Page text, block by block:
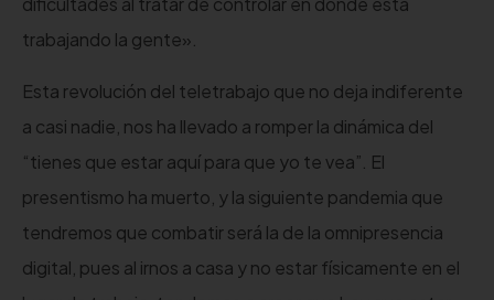
trabajando la gente».
Esta revolución del teletrabajo que no deja indiferente
a casi nadie, nos ha llevado a romper la dinámica del
“tienes que estar aquí para que yo te vea”. El
presentismo ha muerto, y la siguiente pandemia que
tendremos que combatir será la de la omnipresencia
digital, pues al irnos a casa y no estar físicamente en el